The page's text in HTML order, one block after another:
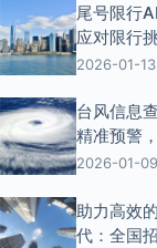
尾号限行
应对限行
2026-01-13
台风信息
精准预警
2026-01-09
助力高效
代：全国